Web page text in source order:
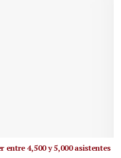
entre 4,500 y 5,000 asistentes